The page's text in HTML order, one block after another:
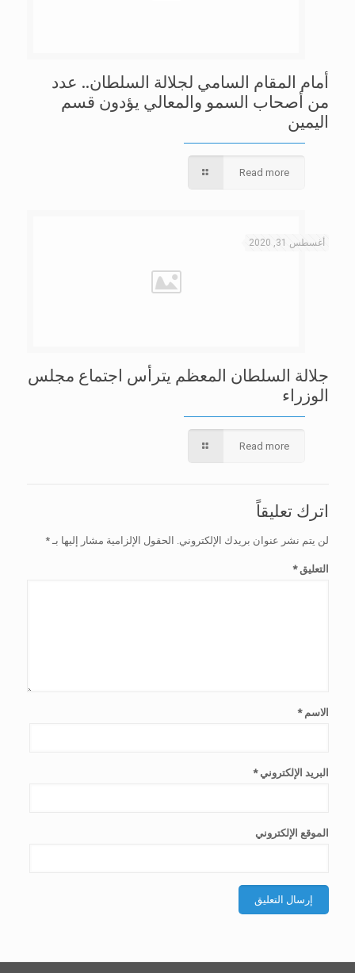
أمام المقام السامي لجلالة السلطان.. عدد
من أصحاب السمو والمعالي يؤدون قسم
اليمين
Read more
أغسطس 31, 2020
جلالة السلطان المعظم يترأس اجتماع مجلس
الوزراء
Read more
اترك تعليقاً
لن يتم نشر عنوان بريدك الإلكتروني. الحقول الإلزامية مشار إليها بـ*
التعليق*
الاسم*
البريد الإلكتروني*
الموقع الإلكتروني